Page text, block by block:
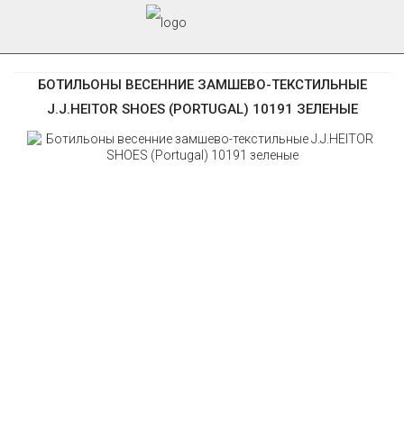
БОТИЛЬОНЫ ВЕСЕННИЕ ЗАМШЕВО-ТЕКСТИЛЬНЫЕ
J.J.HEITOR SHOES (PORTUGAL) 10191 ЗЕЛЕНЫЕ